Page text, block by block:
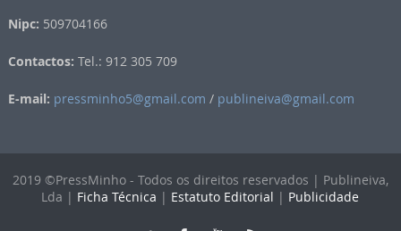
Nipc: 509704166
Contactos: Tel.: 912 305 709
E-mail: pressminho5@gmail.com / publineiva@gmail.com
2019 ©PressMinho - Todos os direitos reservados | Publineiva,
Lda | Ficha Técnica | Estatuto Editorial | Publicidade